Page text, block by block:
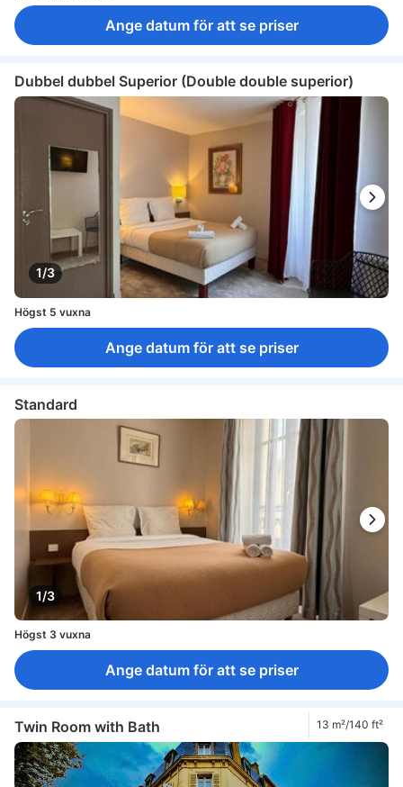
Ange datum för att se priser
Dubbel dubbel Superior (Double double superior)
1/3
Högst 5 vuxna
Ange datum för att se priser
Standard
1/3
Högst 3 vuxna
Ange datum för att se priser
Twin Room with Bath 13 m²/140 ft²